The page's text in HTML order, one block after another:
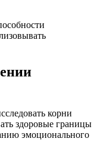
корни
здоровые границы
эмоционального